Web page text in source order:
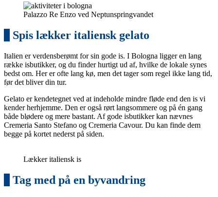
Palazzo Re Enzo ved Neptunspringvandet
Spis lækker italiensk gelato
Italien er verdensberømt for sin gode is. I Bologna ligger en lang
række isbutikker, og du finder hurtigt ud af, hvilke de lokale synes
bedst om. Her er ofte lang kø, men det tager som regel ikke lang tid,
før det bliver din tur.
Gelato er kendetegnet ved at indeholde mindre fløde end den is vi
kender herhjemme. Den er også rørt langsommere og på én gang
både blødere og mere bastant. Af gode isbutikker kan nævnes
Cremeria Santo Stefano og Cremeria Cavour. Du kan finde dem
begge på kortet nederst på siden.
Lækker italiensk is
Tag med på en byvandring